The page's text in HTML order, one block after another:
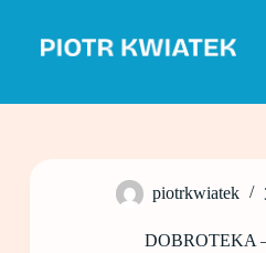
j
piotrkwiatek
DOBROTEKA